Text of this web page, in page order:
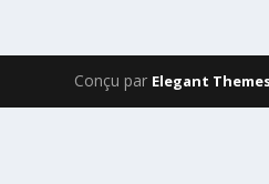
Conçu par Elegant